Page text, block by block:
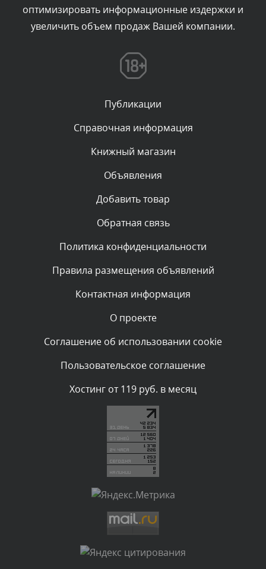
Сегодня, в 08:48
Комментарий проверяется
Текст комментария будет виден после проверки
Комментарий проверяется
Текст комментария будет виден после проверки
администратором.
Комментарий проверяется
Текст комментария будет виден после проверки
администратором.
Комментарий проверяется
администратором.
Комментарий проверяется
администратором.
Комментарий проверяется
Текст комментария будет виден после проверки
Комментарий проверяется
Текст комментария будет виден после проверки
администратором.
Текст комментария будет виден после проверки
администратором.
оптимизировать информационные издержки и
увеличить объем продаж Вашей компании.
Публикации
Справочная информация
Книжный магазин
Объявления
Добавить товар
Обратная связь
Политика конфиденциальности
Правила размещения объявлений
Контактная информация
О проекте
Соглашение об использовании cookie
Пользовательское соглашение
Хостинг от 119 руб. в месяц